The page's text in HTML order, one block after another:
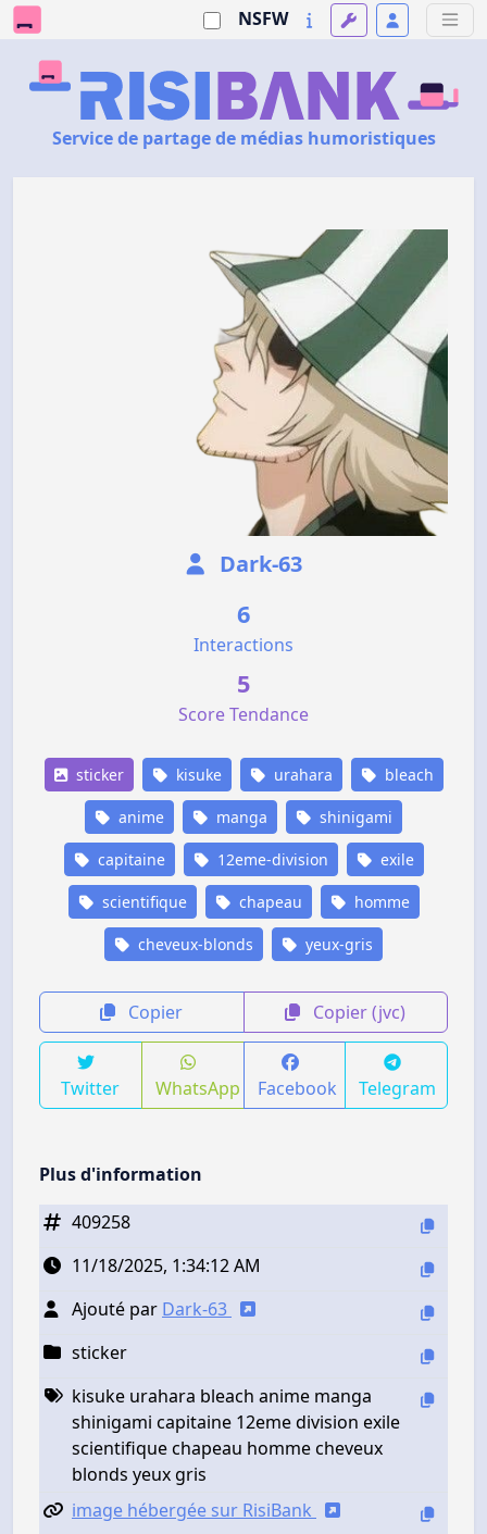
NSFW
Service de partage de médias humoristiques
Dark-63
6
Interactions
5
Score Tendance
sticker kisuke urahara bleach
anime manga shinigami
capitaine 12eme-division exile
scientifique chapeau homme
cheveux-blonds yeux-gris
Copier Copier (jvc)
Twitter WhatsApp Facebook Telegram
Plus d'information
409258
11/18/2025, 1:34:12 AM
Ajouté par Dark-63
sticker
kisuke urahara bleach anime manga
shinigami capitaine 12eme division exile
scientifique chapeau homme cheveux
blonds yeux gris
image hébergée sur RisiBank